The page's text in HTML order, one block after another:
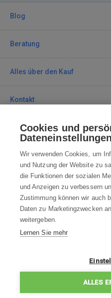
Blog
Beratung
Alles über den Kauf
Kontakt
Kontaktieren Sie uns
info@robotworld.de
+49 25 197 159 962
ALLE KONTAKTE
WIDERRUFSBELEHRUNG
DATENSCHUTZERKLÄRUNG
Cookies und
Dateneinstellungen
Wir verwenden Cookies, um
und Nutzung der Website zu
die Funktionen der sozialen
und Anzeigen zu verbessern
Zustimmung können wir auch
Daten zu Marketingzwecken
weitergeben.
Lernen Sie mehr
ALLES